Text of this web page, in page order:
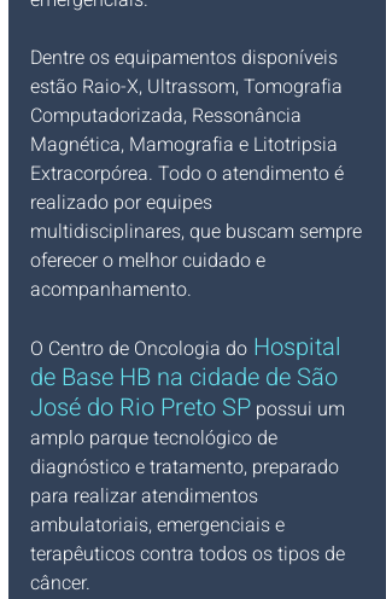
Dentre os equipamentos disponíveis
estão Raio-X, Ultrassom, Tomografia
Computadorizada, Ressonância
Magnética, Mamografia e Litotripsia
Extracorpórea. Todo o atendimento é
realizado por equipes
multidisciplinares, que buscam sempre
oferecer o melhor cuidado e
acompanhamento.
O Centro de Oncologia do Hospital
de Base HB na cidade de São
José do Rio Preto SP possui um
amplo parque tecnológico de
diagnóstico e tratamento, preparado
para realizar atendimentos
ambulatoriais, emergenciais e
terapêuticos contra todos os tipos de
câncer.